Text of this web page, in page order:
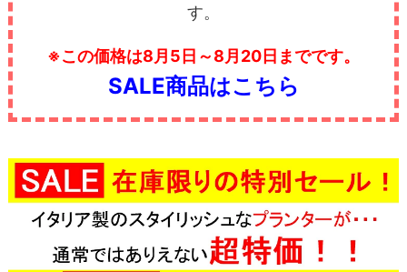
す。
※この価格は8月5日～8月20日までです。
SALE商品はこちら